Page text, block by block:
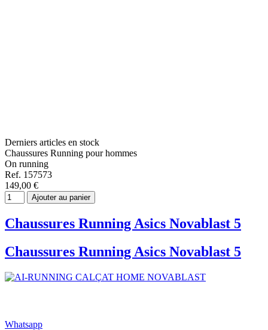
Whatsapp
Derniers articles en stock
Chaussures Running pour hommes
On running
Ref. 157573
149,00 €
Ajouter au panier
Chaussures Running Asics Novablast 5
Chaussures Running Asics Novablast 5